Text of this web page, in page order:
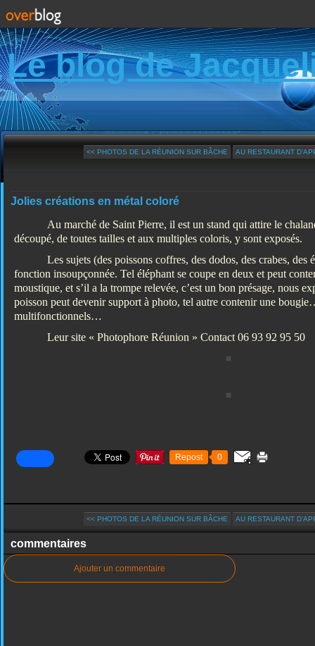
Le blog de
<< PHOTOS DE LA RÉUNION SUR BÂCHE AU RESTAURANT
Jolies créations en métal coloré
Au marché de Saint Pierre, il est un stand qui attire le
découpé, de toutes tailles et aux multiples coloris, y sont exposés.
Les sujets (des poissons coffres, des dodos, des crabes,
fonction insoupçonnée. Tel éléphant se coupe en deux et peut
moustique, et s’il a la trompe relevée, c’est un bon présage, nous
poisson peut devenir support à photo, tel autre contenir une
multifonctionnels…
Leur site « Photophore Réunion » Contact 06 93 92 95 50
Repost 0
<< PHOTOS DE LA RÉUNION SUR BÂCHE AU RESTAURANT
commentaires
Ajouter un commentaire